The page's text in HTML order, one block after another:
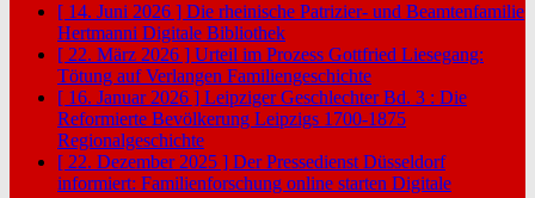
[ 14. Juni 2026 ] Die rheinische Patrizier- und Beamtenfamilie
Hertmanni Digitale Bibliothek
[ 22. März 2026 ] Urteil im Prozess Gottfried Liesegang:
Tötung auf Verlangen Familiengeschichte
[ 16. Januar 2026 ] Leipziger Geschlechter Bd. 3 : Die
Reformierte Bevölkerung Leipzigs 1700-1875
Regionalgeschichte
[ 22. Dezember 2025 ] Der Pressedienst Düsseldorf
informiert: Familienforschung online starten Digitale